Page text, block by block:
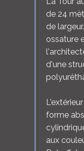
de 24
de
ossature
d'une
forme
aux